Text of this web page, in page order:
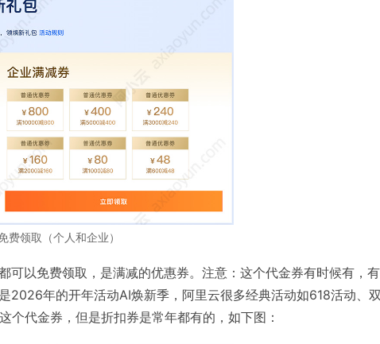
领取（个人和企业）
可以免费领取，是满减的优惠券。注意：这个代金券有时候有，
2026年的开年活动AI焕新季，阿里云很多经典活动如618活动、
个代金券，但是折扣券是常年都有的，如下图：